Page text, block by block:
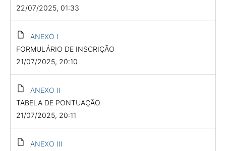
22/07/2025, 01:33
ANEXO I
FORMULÁRIO DE INSCRIÇÃO
21/07/2025, 20:10
ANEXO II
TABELA DE PONTUAÇÃO
21/07/2025, 20:11
ANEXO III